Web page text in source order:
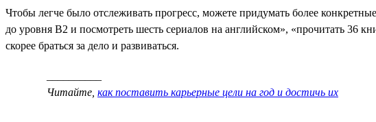
Чтобы легче было отслеживать прогресс, можете придумать более
до уровня B2 и посмотреть шесть сериалов на английском», «прочитать
скорее браться за дело и развиваться.
Читайте, как поставить карьерные цели на год и достичь их